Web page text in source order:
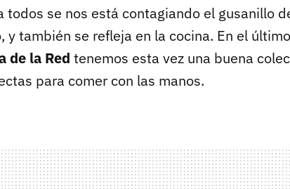
todos se nos está contagiando el gusanillo
y también se refleja en la cocina. En el último
de la Red tenemos esta vez una buena
para comer con las manos.